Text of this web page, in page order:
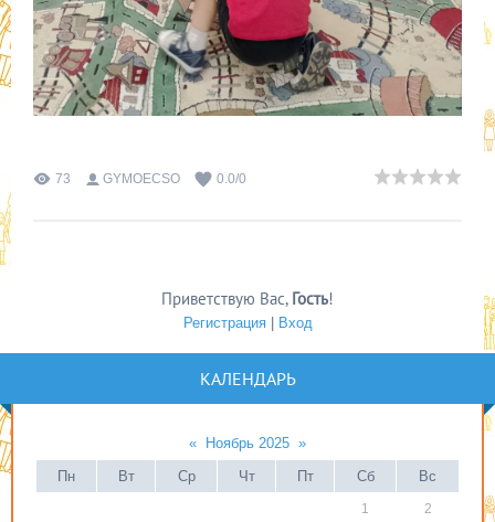
73 GYMOECSO 0.0/0
Приветствую Вас, Гость!
Регистрация| Вход
КАЛЕНДАРЬ
« Ноябрь 2025 »
Пн
Вт Ср Чт Пт Сб Вс
1 2